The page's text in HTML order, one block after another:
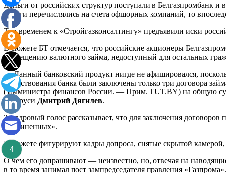
Деньги от российских структур поступали в Белгазпромбанк
деньги перечислялись на счета офшорных компаний, то
Тем временем к «Стройгазконсалтингу» предъявили иски
В сюжете БТ отмечается, что российские акционеры
размещению валютного займа, недоступный для остальных
— Данный банковский продукт нигде не афишировался,
существования банка были заключены только три договора
(замминистра финансов России. — Прим. TUT.BY) на общую
Беларуси Дмитрий Дягилев.
Закадровый голос рассказывает, что для заключения
подчиненных».
В сюжете фигурируют кадры допроса, снятые скрытой
О чем его допрашивают — неизвестно, но, отвечая на
в то время занимал пост зампредседателя правления
4